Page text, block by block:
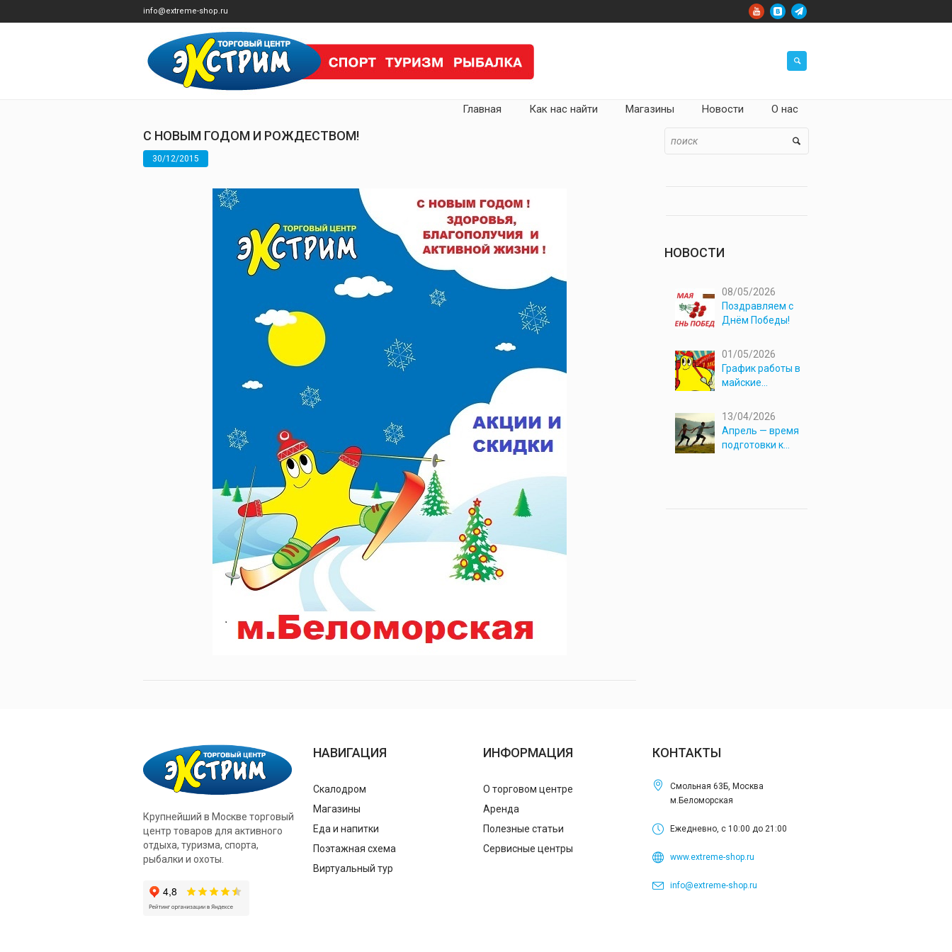
info@extreme-shop.ru
Главная Как нас найти Магазины Новости О нас
С НОВЫМ ГОДОМ И РОЖДЕСТВОМ!
30/12/2015
НОВОСТИ
08/05/2026
Поздравляем с
Днём Победы!
01/05/2026
График работы в
майские
13/04/2026
Апрель — время
подготовки к
Крупнейший в Москве торговый
центр товаров для активного
отдыха, туризма, спорта,
рыбалки и охоты.
НАВИГАЦИЯ
Скалодром
Магазины
Еда и напитки
Поэтажная схема
Виртуальный тур
ИНФОРМАЦИЯ
О торговом центре
Аренда
Полезные статьи
Сервисные центры
КОНТАКТЫ
Смольная 63Б, Москва
м.Беломорская
Ежедневно, с 10:00 до 21:00
www.extreme-shop.ru
info@extreme-shop.ru